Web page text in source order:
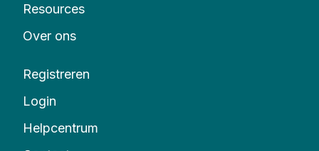
Resources
Over ons
Registreren
Login
Helpcentrum